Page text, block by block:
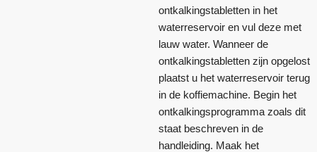
ontkalkingstabletten in het
waterreservoir en vul deze met
lauw water. Wanneer de
ontkalkingstabletten zijn opgelost
plaatst u het waterreservoir terug
in de koffiemachine. Begin het
ontkalkingsprogramma zoals dit
staat beschreven in de
handleiding. Maak het